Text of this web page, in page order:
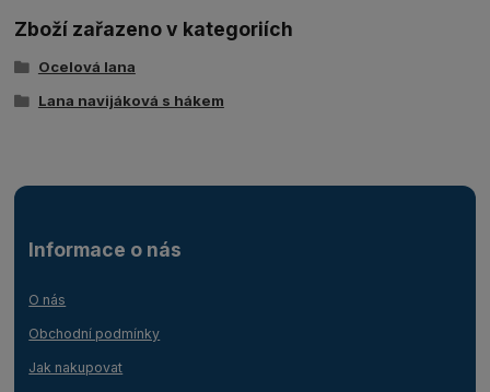
Zboží zařazeno v kategoriích
Ocelová lana
Lana navijáková s hákem
Informace o nás
O nás
Obchodní podmínky
Jak nakupovat